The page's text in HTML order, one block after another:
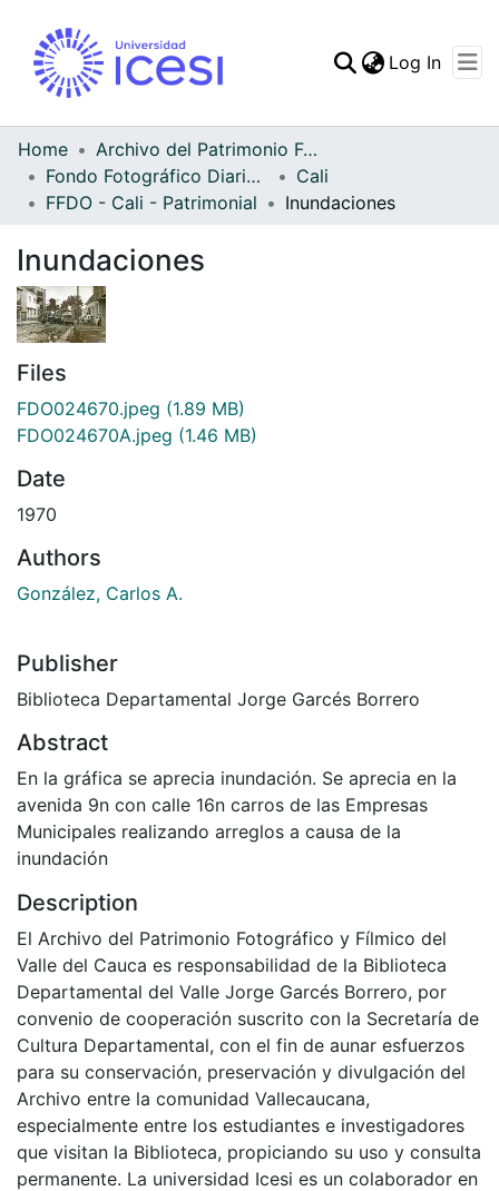
Statistics
Log In
Home
Archivo del Patrimonio Fotográfico y Fílmico del Valle del Cauca
Fondo Fotográfico Diario Occidente
Cali
FFDO - Cali - Patrimonial
Inundaciones
Inundaciones
Files
FDO024670.jpeg (1.89 MB)
FDO024670A.jpeg (1.46 MB)
Date
1970
Authors
González, Carlos A.
Publisher
Biblioteca Departamental Jorge Garcés Borrero
Abstract
En la gráfica se aprecia inundación. Se aprecia en la
avenida 9n con calle 16n carros de las Empresas
Municipales realizando arreglos a causa de la
inundación
Description
El Archivo del Patrimonio Fotográfico y Fílmico del
Valle del Cauca es responsabilidad de la Biblioteca
Departamental del Valle Jorge Garcés Borrero, por
convenio de cooperación suscrito con la Secretaría de
Cultura Departamental, con el fin de aunar esfuerzos
para su conservación, preservación y divulgación del
Archivo entre la comunidad Vallecaucana,
especialmente entre los estudiantes e investigadores
que visitan la Biblioteca, propiciando su uso y consulta
permanente. La universidad Icesi es un colaborador en